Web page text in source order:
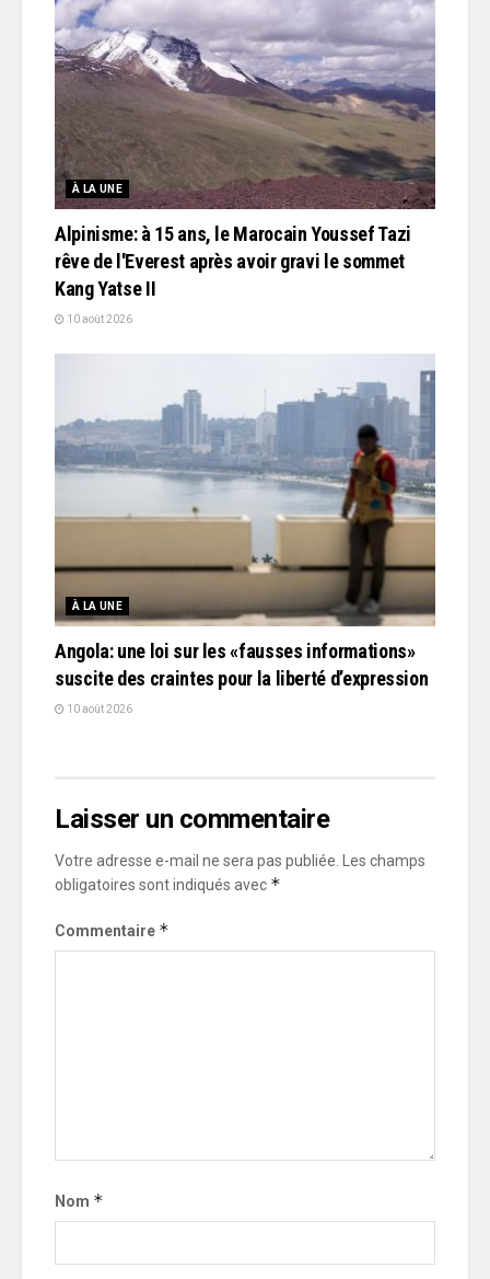
À LA UNE
Alpinisme: à 15 ans, le Marocain Youssef Tazi
rêve de l'Everest après avoir gravi le sommet
Kang Yatse II
10 août 2026
À LA UNE
Angola: une loi sur les «fausses informations»
suscite des craintes pour la liberté d’expression
10 août 2026
Laisser un commentaire
Votre adresse e-mail ne sera pas publiée. Les champs
obligatoires sont indiqués avec *
Commentaire *
Nom *